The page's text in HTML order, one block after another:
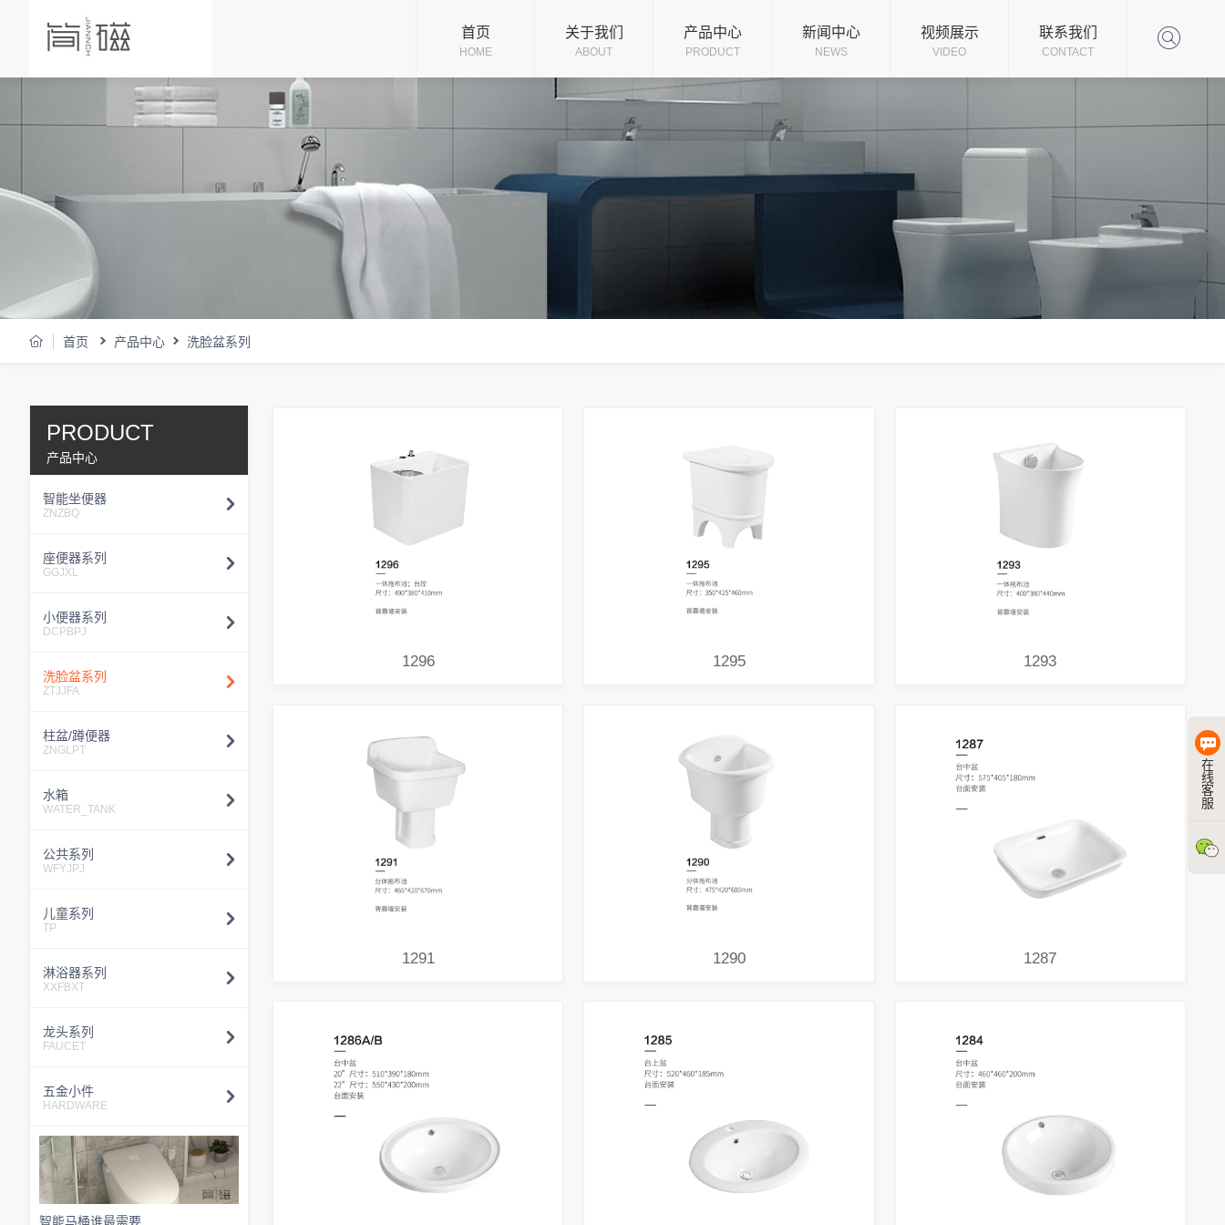
首页
HOME
关于我们
ABOUT
版权声明
产品中心
PRODUCT
五金小件
新闻中心
NEWS
行业动态
视频展示
VIDEO
联系我们
CONTACT
首页 产品中心 洗脸盆系列
PRODUCT
产品中心
智能坐便器
ZNZBQ
座便器系列
GGJXL
小便器系列
DCPBPJ
洗脸盆系列
ZTJJFA
柱盆/蹲便器
ZNGLPT
水箱
WATER_TANK
公共系列
WFYJPJ
儿童系列
TP
淋浴器系列
XXFBXT
龙头系列
FAUCET
五金小件
HARDWARE
智能马桶谁最需要
1296 1295 1293
1291 1290 1287
在
线
客
服